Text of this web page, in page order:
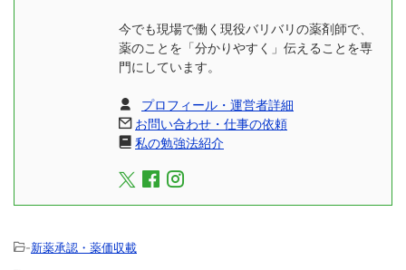
今でも現場で働く現役バリバリの薬剤師で、
薬のことを「分かりやすく」伝えることを専
門にしています。
プロフィール・運営者詳細
お問い合わせ・仕事の依頼
私の勉強法紹介
-新薬承認・薬価収載